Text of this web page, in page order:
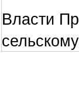
Власти